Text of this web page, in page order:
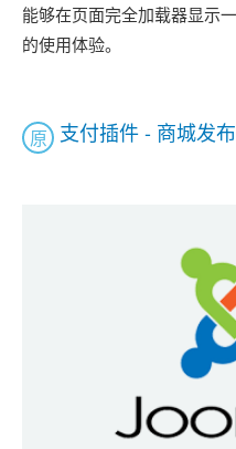
能够在页面完全加载器显示
的使用体验。
支付插件 - 商城发
原